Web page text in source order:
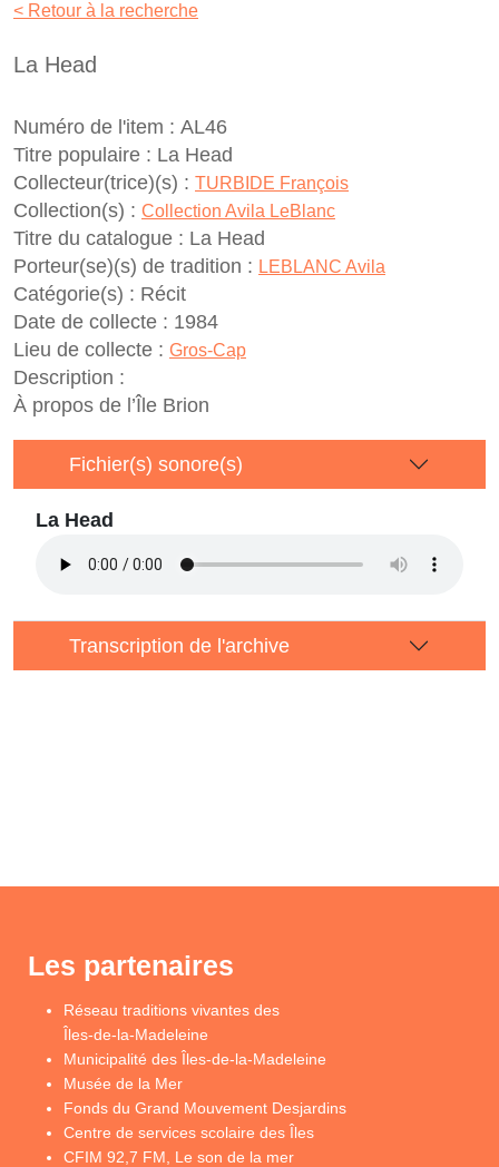
< Retour à la recherche
La Head
Numéro de l'item : AL46
Titre populaire : La Head
Collecteur(trice)(s) : TURBIDE François
Collection(s) : Collection Avila LeBlanc
Titre du catalogue : La Head
Porteur(se)(s) de tradition : LEBLANC Avila
Catégorie(s) : Récit
Date de collecte : 1984
Lieu de collecte : Gros-Cap
Description :
À propos de l’Île Brion
Fichier(s) sonore(s)
La Head
Transcription de l'archive
Les partenaires
Réseau traditions vivantes des
Îles-de-la-Madeleine
Municipalité des Îles-de-la-Madeleine
Musée de la Mer
Fonds du Grand Mouvement Desjardins
Centre de services scolaire des Îles
CFIM 92,7 FM, Le son de la mer